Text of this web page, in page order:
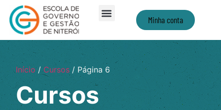
Minha conta
Início/Cursos/ Página 6
Cursos